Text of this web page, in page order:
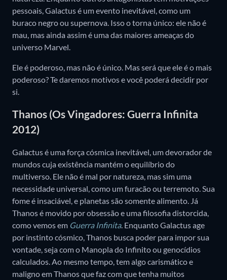
pessoais, Galactus é um evento inevitável, como um
buraco negro ou supernova. Isso o torna único: ele não é
mau, mas ainda assim é uma das maiores ameaças do
universo Marvel.
Ele é poderoso, mas não é único. Mas será que ele é o mais
poderoso? Te daremos motivos e você poderá decidir por
si.
Thanos (Os Vingadores: Guerra Infinita
2012)
Galactus é uma força cósmica inevitável, um devorador de
mundos cuja existência mantém o equilíbrio do
multiverso. Ele não é mal por natureza, mas sim uma
necessidade universal, como um furacão ou terremoto. Sua
fome é insaciável, e planetas são somente alimento. Já
Thanos é movido por obsessão e uma filosofia distorcida,
como vemos em Guerra Infinita. Enquanto Galactus age
por instinto cósmico, Thanos busca poder para impor sua
vontade, seja com o Manopla do Infinito ou genocídios
calculados. Ao mesmo tempo, tem algo carismático e
maligno em Thanos que faz com que tenha muitos